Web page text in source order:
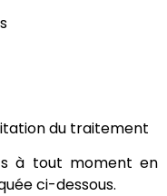
du traitement
à tout moment en
ci-dessous.